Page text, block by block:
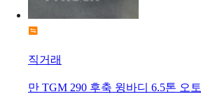
직거래
만 TGM 290 후축 윙바디 6.5톤 오토